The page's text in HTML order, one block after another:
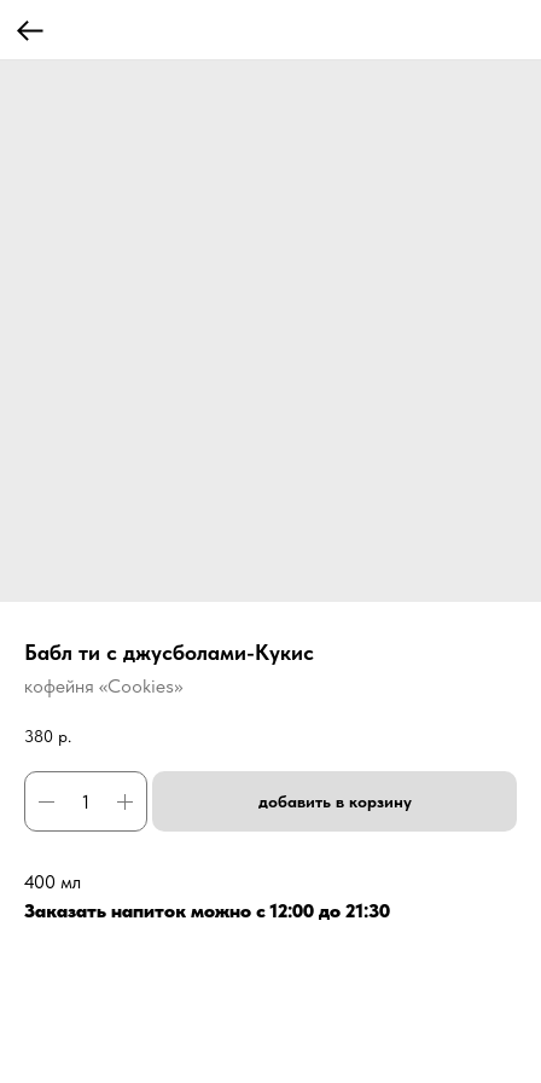
Бабл ти с джусболами-Кукис
кофейня «Cookies»
380 р.
добавить в корзину
400 мл
Заказать напиток можно с 12:00 до 21:30